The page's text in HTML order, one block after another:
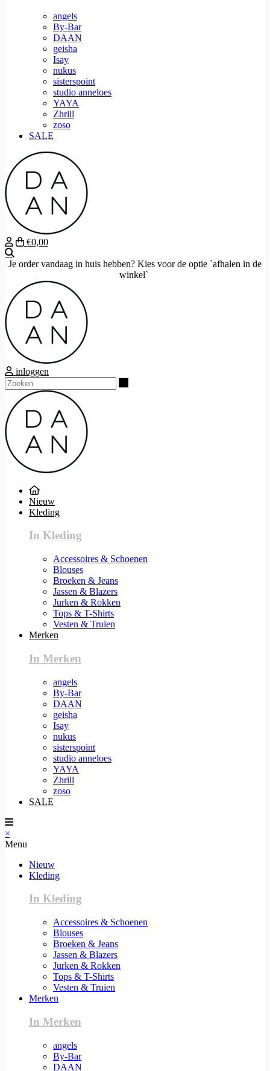
angels
By-Bar
DAAN
geisha
Isay
nukus
sisterspoint
studio anneloes
YAYA
Zhrill
zoso
SALE
€0,00
Je order vandaag in huis hebben? Kies voor de optie `afhalen in de
winkel`
inloggen
Nieuw
Kleding
In Kleding
Accessoires & Schoenen
Blouses
Broeken & Jeans
Jassen & Blazers
Jurken & Rokken
Tops & T-Shirts
Vesten & Truien
Merken
In Merken
angels
By-Bar
DAAN
geisha
Isay
nukus
sisterspoint
studio anneloes
YAYA
Zhrill
zoso
SALE
×
Menu
Nieuw
Kleding
In Kleding
Accessoires & Schoenen
Blouses
Broeken & Jeans
Jassen & Blazers
Jurken & Rokken
Tops & T-Shirts
Vesten & Truien
Merken
In Merken
angels
By-Bar
DAAN